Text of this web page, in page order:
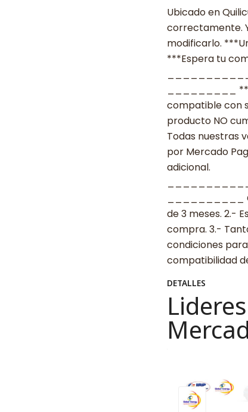
Ubicado en
correctamente.
modificarlo.
***Espera tu
_________ ***
compatible con
producto NO
Todas nuestras
por Mercado
adicional.
__________
de 3 meses. 2.-
compra. 3.-
condiciones
compatibilidad
DETALLES